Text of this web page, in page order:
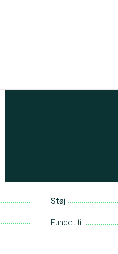
Støj
Fundet til